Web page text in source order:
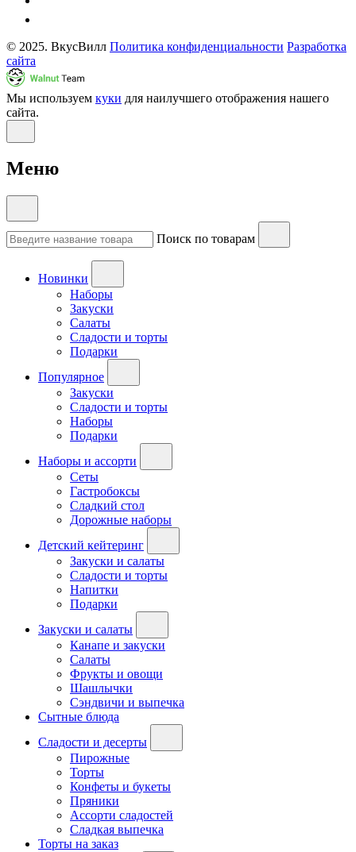
© 2025. ВкусВилл Политика конфиденциальности Разработка
сайта
Мы используем куки для наилучшего отображения нашего
сайта.
Меню
Поиск по товарам
Новинки
Наборы
Закуски
Салаты
Сладости и торты
Подарки
Популярное
Закуски
Сладости и торты
Наборы
Подарки
Наборы и ассорти
Сеты
Гастробоксы
Сладкий стол
Дорожные наборы
Детский кейтеринг
Закуски и салаты
Сладости и торты
Напитки
Подарки
Закуски и салаты
Канапе и закуски
Салаты
Фрукты и овощи
Шашлычки
Сэндвичи и выпечка
Сытные блюда
Сладости и десерты
Пирожные
Торты
Конфеты и букеты
Пряники
Ассорти сладостей
Сладкая выпечка
Торты на заказ